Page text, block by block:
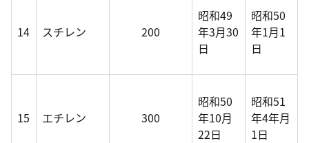
14 スチレン 200
昭和49
年3月30
日
昭和50
年1月1
日
15 エチレン 300
昭和50
年10月
22日
昭和51
年4年月
1日